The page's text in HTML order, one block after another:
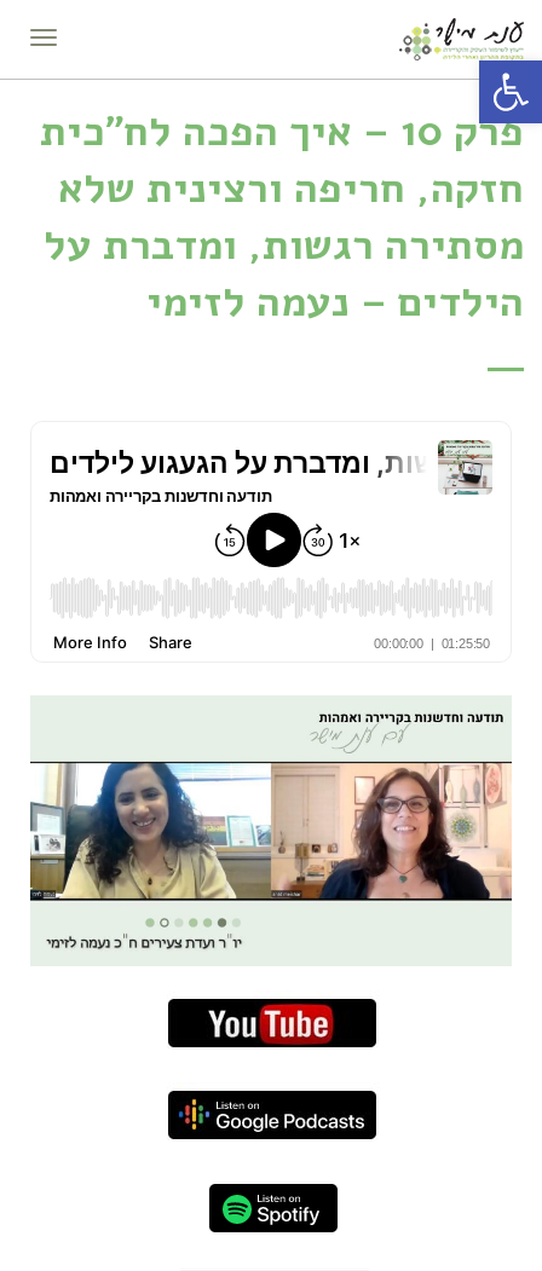
פתח סרגל נגישות
פרק 10 – איך הפכה לח"כית
חזקה, חריפה ורצינית שלא
מסתירה רגשות, ומדברת על
הילדים – נעמה לזימי